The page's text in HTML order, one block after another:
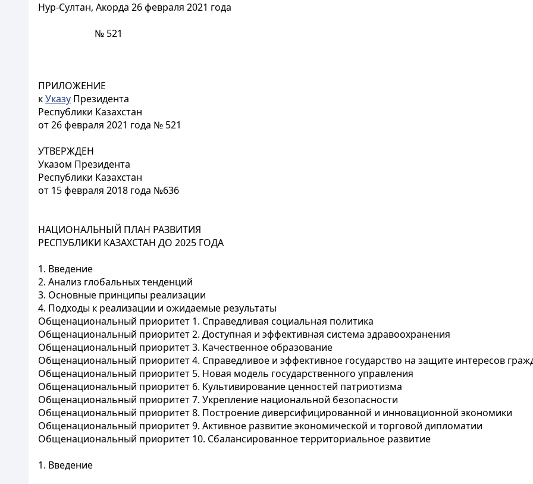
Нур-Султан, Акорда 26 февраля 2021 года
№ 521
ПРИЛОЖЕНИЕ
кУказу Президента
Республики Казахстан
от 26 февраля 2021 года № 521
УТВЕРЖДЕН
Указом Президента
Республики Казахстан
от 15 февраля 2018 года №636
НАЦИОНАЛЬНЫЙ ПЛАН РАЗВИТИЯ
РЕСПУБЛИКИ КАЗАХСТАН ДО 2025 ГОДА
1. Введение
2. Анализ глобальных тенденций
3. Основные принципы реализации
4. Подходы к реализации и ожидаемые результаты
Общенациональный приоритет 1. Справедливая социальная политика
Общенациональный приоритет 2. Доступная и эффективная система здравоохранения
Общенациональный приоритет 3. Качественное образование
Общенациональный приоритет 4. Справедливое и эффективное государство на защите интересов
Общенациональный приоритет 5. Новая модель государственного управления
Общенациональный приоритет 6. Культивирование ценностей патриотизма
Общенациональный приоритет 7. Укрепление национальной безопасности
Общенациональный приоритет 8. Построение диверсифицированной и инновационной экономики
Общенациональный приоритет 9. Активное развитие экономической и торговой дипломатии
Общенациональный приоритет 10. Сбалансированное территориальное развитие
1. Введение